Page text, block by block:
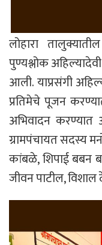
लोहारा
पुण्यश्लोक
आली. याप्रसंगी
प्रतिमेचे पूजन
अभिवादन करण्यात
ग्रामपंचायत सदस्य
कांबळे, शिपाई बबन
जीवन पाटील,